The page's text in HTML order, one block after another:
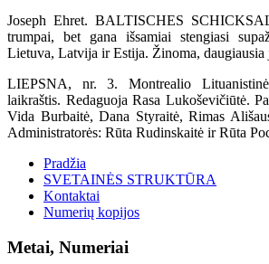
Joseph Ehret. BALTISCHES
trumpai, bet gana išsamiai stengiasi
Lietuva, Latvija ir Estija. Žinoma, daugiausia
LIEPSNA, nr. 3. Montrealio
laikraštis. Redaguoja Rasa Lukoševičiūtė.
Vida Burbaitė, Dana Styraitė, Rimas
Administratorės: Rūta Rudinskaitė ir Rūta
Pradžia
SVETAINĖS STRUKTŪRA
Kontaktai
Numerių kopijos
Metai, Numeriai